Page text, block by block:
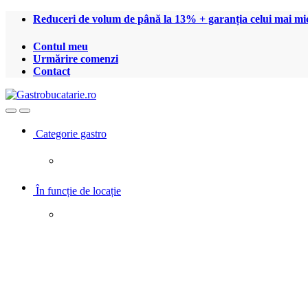
Treci
navigare
Treci
conținut
Reduceri de volum de până la 13% + garanția celui mai
Contul meu
Urmărire comenzi
Contact
OpenClose
Categorie gastro
În funcție de locație